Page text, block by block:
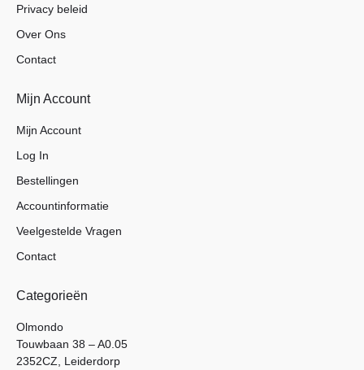
Privacy beleid
Over Ons
Contact
Mijn Account
Mijn Account
Log In
Bestellingen
Accountinformatie
Veelgestelde Vragen
Contact
Categorieën
Olmondo
Touwbaan 38 – A0.05
2352CZ, Leiderdorp